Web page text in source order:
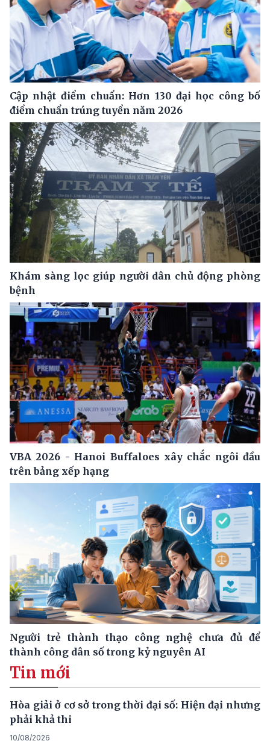
Cập nhật điểm chuẩn: Hơn 130 đại học công bố
điểm chuẩn trúng tuyển năm 2026
Khám sàng lọc giúp người dân chủ động phòng
bệnh
VBA 2026 - Hanoi Buffaloes xây chắc ngôi đầu
trên bảng xếp hạng
Người trẻ thành thạo công nghệ chưa đủ để
thành công dân số trong kỷ nguyên AI
Tin mới
Hòa giải ở cơ sở trong thời đại số: Hiện đại nhưng
phải khả thi
10/08/2026